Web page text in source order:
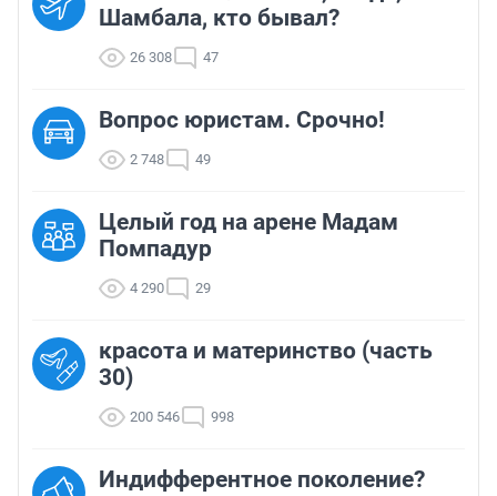
Шамбала, кто бывал?
26 308 47
Вопрос юристам. Срочно!
2 748 49
Целый год на арене Мадам
Помпадур
4 290 29
красота и материнство (часть
30)
200 546 998
Индифферентное поколение?